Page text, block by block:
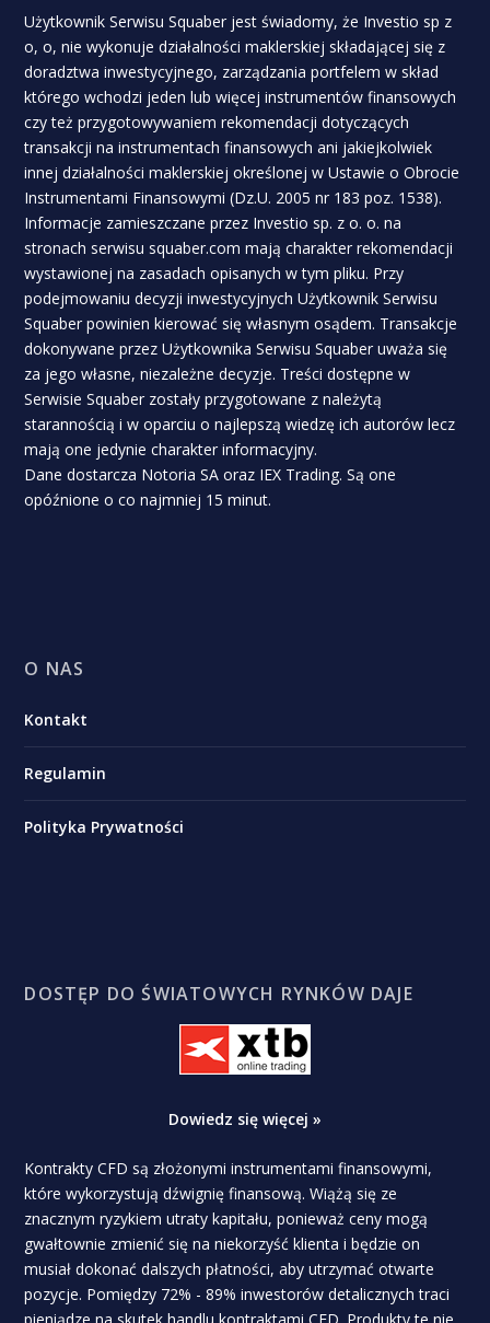
Użytkownik Serwisu Squaber jest świadomy, że Investio sp z
o, o, nie wykonuje działalności maklerskiej składającej się z
doradztwa inwestycyjnego, zarządzania portfelem w skład
którego wchodzi jeden lub więcej instrumentów finansowych
czy też przygotowywaniem rekomendacji dotyczących
transakcji na instrumentach finansowych ani jakiejkolwiek
innej działalności maklerskiej określonej w Ustawie o Obrocie
Instrumentami Finansowymi (Dz.U. 2005 nr 183 poz. 1538).
Informacje zamieszczane przez Investio sp. z o. o. na
stronach serwisu squaber.com mają charakter rekomendacji
wystawionej na zasadach opisanych w tym pliku. Przy
podejmowaniu decyzji inwestycyjnych Użytkownik Serwisu
Squaber powinien kierować się własnym osądem. Transakcje
dokonywane przez Użytkownika Serwisu Squaber uważa się
za jego własne, niezależne decyzje. Treści dostępne w
Serwisie Squaber zostały przygotowane z należytą
starannością i w oparciu o najlepszą wiedzę ich autorów lecz
mają one jedynie charakter informacyjny.
Dane dostarcza Notoria SA oraz IEX Trading. Są one
opóźnione o co najmniej 15 minut.
O NAS
Kontakt
Regulamin
Polityka Prywatności
DOSTĘP DO ŚWIATOWYCH RYNKÓW DAJE
Dowiedz się więcej »
Kontrakty CFD są złożonymi instrumentami finansowymi,
które wykorzystują dźwignię finansową. Wiążą się ze
znacznym ryzykiem utraty kapitału, ponieważ ceny mogą
gwałtownie zmienić się na niekorzyść klienta i będzie on
musiał dokonać dalszych płatności, aby utrzymać otwarte
pozycje. Pomiędzy 72% - 89% inwestorów detalicznych traci